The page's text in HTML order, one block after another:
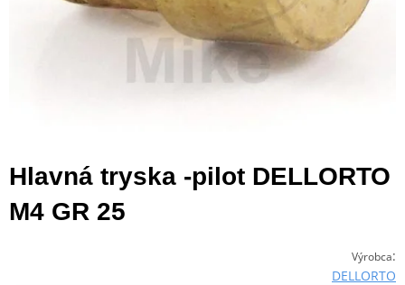
Hlavná tryska -pilot DELLORTO
M4 GR 25
Výrobca:
DELLORTO